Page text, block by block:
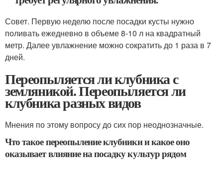
Совет. Первую неделю после посадки кусты нужно
поливать ежедневно в объеме 8-10 л на квадратный
метр. Далее увлажнение можно сократить до 1 раза в 7
дней.
Переопыляется ли клубника с
земляникой. Переопыляется ли
клубника разных видов
Мнения по этому вопросу до сих пор неоднозначные.
Что такое переопыление клубники и какое оно
оказывает влияние на посадку культур рядом